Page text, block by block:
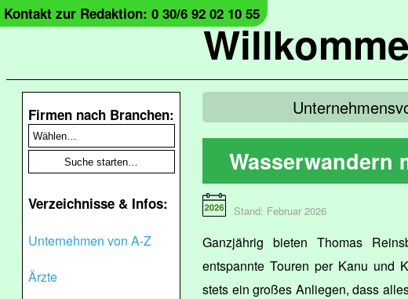
Kontakt zur Redaktion: 0 30/6 92 02 10 55
Firmen nach Branchen:
Verzeichnisse & Infos:
Unternehmen von A-Z
Ärzte
Wasserwandern
Stand: Februar 2026
Ganzjährig bieten Thomas
entspannte Touren per Kanu und
stets ein großes Anliegen, dass